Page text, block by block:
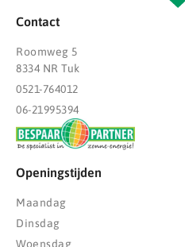
Contact
Roomweg 5
8334 NR Tuk
0521-764012
06-21995394
Openingstijden
Maandag
Dinsdag
Woensdag